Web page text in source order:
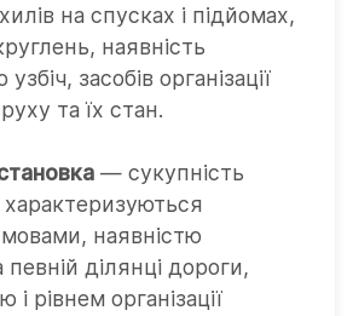
на спусках і підйомах,
наявність
засобів організації
та їх стан.
— сукупність
наявністю
ділянці дороги,
і рівнем організації